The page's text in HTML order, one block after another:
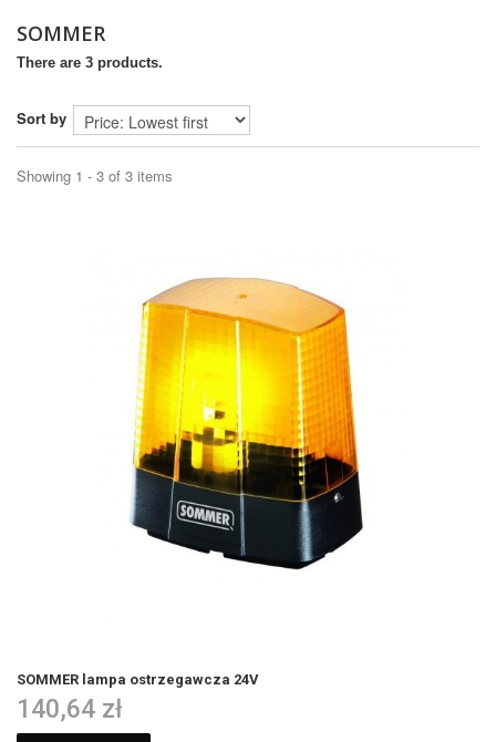
SOMMER
There are 3 products.
Sort by
Showing 1 - 3 of 3 items
SOMMER lampa ostrzegawcza 24V
140,64 zł